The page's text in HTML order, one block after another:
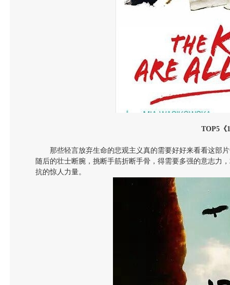
TOP5《
那些轻言放弃生命的悲观主义真的需要好好来看看这部
随后的壮士断腕，挑断手筋折断手骨，得需要多强的意志力
抗的惊人力量。